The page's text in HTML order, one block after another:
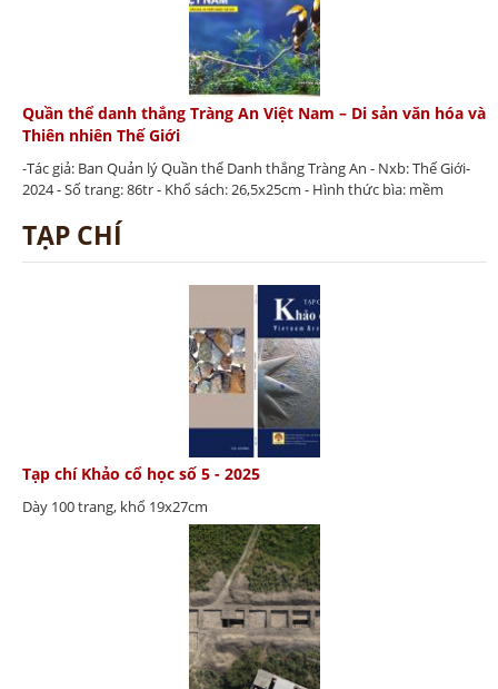
Quần thể danh thắng Tràng An Việt Nam – Di sản văn hóa và
Thiên nhiên Thế Giới
-Tác giả: Ban Quản lý Quần thể Danh thắng Tràng An - Nxb: Thế Giới-
2024 - Số trang: 86tr - Khổ sách: 26,5x25cm - Hình thức bìa: mềm
TẠP CHÍ
Tạp chí Khảo cổ học số 5 - 2025
Dày 100 trang, khổ 19x27cm